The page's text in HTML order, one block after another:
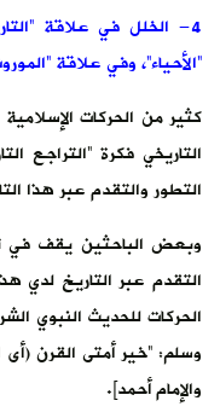
4- الخلل في علاقة
“الأحياء”، وفي علاقة
كثير من الحركات
التاريخي فكرة “التراجع
التطور والتقدم عبر هذا
وبعض الباحثين يقف في
التقدم عبر التاريخ لدي
الحركات للحديث النبوي
وسلم: “خير أمتى القرن (أى
والإمام أحمد].